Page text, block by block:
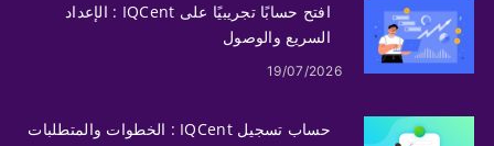
افتح حسابًا تجريبيًا على IQCent : الإعداد
السريع والوصول
19/07/2026
حساب تسجيل IQCent : الخطوات والمتطلبات